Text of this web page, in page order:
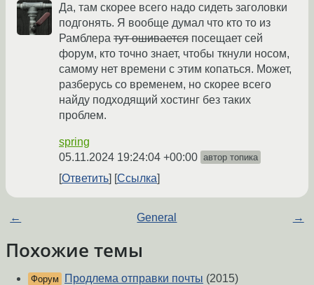
Да, там скорее всего надо сидеть заголовки
подгонять. Я вообще думал что кто то из
Рамблера тут ошивается посещает сей
форум, кто точно знает, чтобы ткнули носом,
самому нет времени с этим копаться. Может,
разберусь со временем, но скорее всего
найду подходящий хостинг без таких
проблем.
spring
05.11.2024 19:24:04 +00:00 автор топика
Ответить Ссылка
← General →
Похожие темы
Форум Продлема отправки почты (2015)